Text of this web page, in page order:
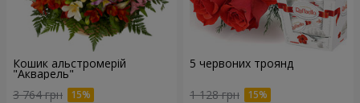
Кошик альстромерій
"Акварель"
3 764 грн
5 червоних троянд
1 128 грн